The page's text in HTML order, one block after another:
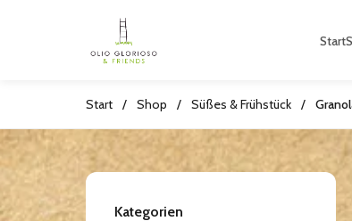
Start
Start / Shop / Süßes & Frühstück /
Kategorien